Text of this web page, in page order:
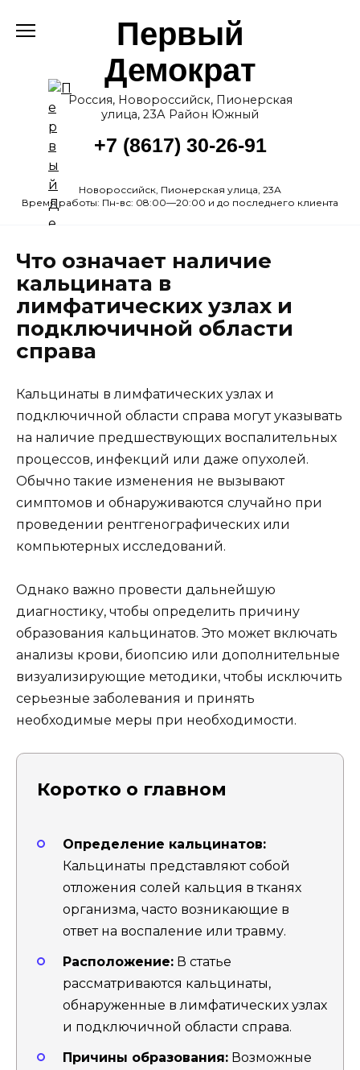
Первый
Демократ
Россия, Новороссийск, Пионерская
улица, 23А Район Южный
+7 (8617) 30-26-91
Новороссийск, Пионерская улица, 23А
Время работы: Пн-вс: 08:00—20:00 и до последнего клиента
Что означает наличие
кальцината в
лимфатических узлах и
подключичной области
справа
Кальцинаты в лимфатических узлах и
подключичной области справа могут указывать
на наличие предшествующих воспалительных
процессов, инфекций или даже опухолей.
Обычно такие изменения не вызывают
симптомов и обнаруживаются случайно при
проведении рентгенографических или
компьютерных исследований.
Однако важно провести дальнейшую
диагностику, чтобы определить причину
образования кальцинатов. Это может включать
анализы крови, биопсию или дополнительные
визуализирующие методики, чтобы исключить
серьезные заболевания и принять
необходимые меры при необходимости.
Коротко о главном
Определение кальцинатов:
Кальцинаты представляют собой
отложения солей кальция в тканях
организма, часто возникающие в
ответ на воспаление или травму.
Расположение: В статье
рассматриваются кальцинаты,
обнаруженные в лимфатических узлах
и подключичной области справа.
Причины образования: Возможные